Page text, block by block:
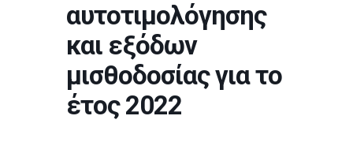
αυτοτιμολόγησης
και εξόδων
μισθοδοσίας για το
έτος 2022